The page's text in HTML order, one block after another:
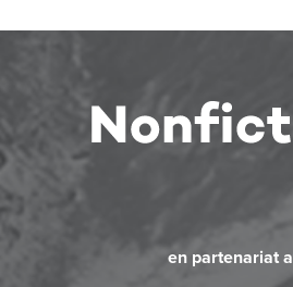
en partenariat